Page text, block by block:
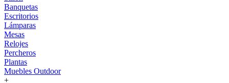
Banquetas
Escritorios
Lámparas
Mesas
Relojes
Percheros
Plantas
Muebles Outdoor
+